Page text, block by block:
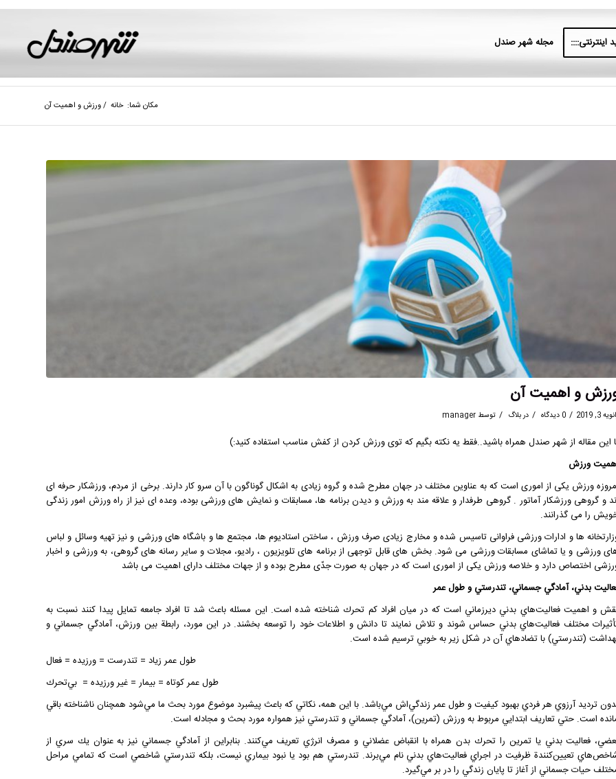
اینترنتی:::: مجله شهر صندل
مکان شما: خانه /ورزش و اهميت آن
و اهميت آن
3, 2019
/ 0 دیدگاه / دربلاگ / توسط manager
این مقاله از شهر صندلهمراه باشید..فقط یه نکته بگیم که توی ورزش کردن از کفش مناسب استفاده کنید:)
ورزش
ورزش یکی از اموری است که به عناوین مختلف در جهان مطرح شده و گروه زیادی به اشکال گوناگون با آن سرو کار دارند. برخی از مردم، ورزشکار حرفه ای
و گروهی ورزشکار آماتور . گروهی طرفدار و علاقه مند به ورزش و دیدن برنامه ها، مسابقات و نمایش های ورزشی بوده، وعده ای نیز از راه ورزش امور زندگی
را می گذرانند.
ها و ادارات ورزشی فراوانی تاسیس شده و مخارج زیادی صرف ورزش ، ساختن استادیوم ها، مجتمع ها و باشگاه های ورزشی و نیز تهیه وسائل و لباس
ورزشی و یا تماشای مسابقات ورزشی می شود. بخش های قابل توجهی از برنامه های تلویزیون ، رادیو، مجلات و سایر رسانه های گروهی، به ورزشی و اخبار
اختصاص دارد و خلاصه ورزش یکی از اموری است که در جهان به صورت جدّی مطرح بوده و از جهات مختلف دارای اهمیت می باشد
بدني، آمادگي جسماني، تندرستي و طول عمر
و اهميت فعاليت‌هاي بدني ديرزماني است كه در ميان افراد كم تحرك شناخته شده است. اين مسئله باعث شد تا افراد جامعه تمايل پيدا كنند نسبت به
مختلف فعاليت‌هاي بدني حساس شوند و تلاش نمايند تا دانش و اطلاعات خود را توسعه بخشند. در اين مورد، رابطة بين ورزش، آمادگي جسماني و
(تندرستي) با تضادهاي آن در شكل زير به خوبي ترسيم شده است.
طول عمر زياد = تندرست = ورزيده = فعال
طول عمر كوتاه = بيمار = غير ورزيده = بي‌تحرك
ترديد آرزوي هر فردي بهبود كيفيت و طول عمر زندگي‌اش مي‌باشد. با اين همه، نكاتي كه باعث پيشبرد موضوع مورد بحث ما مي‌شود همچنان ناشناخته باقي
است. حتي تعاريف ابتدايي مربوط به ورزش (تمرين)، آمادگي جسماني و تندرستي نيز همواره مورد بحث و مجادله است.
فعاليت بدني يا تمرين را تحرك بدن همراه با انقباض عضلاني و مصرف انرژي تعريف مي‌كنند. بنابراين از آمادگي جسماني نيز به عنوان يك سري از
تعيين‌كنندة ظرفيت در اجراي فعاليت‌هاي بدني نام مي‌برند. تندرستي هم بود يا نبود بيماري نيست، بلكه تندرستي شاخصي است كه تمامي مراحل
حيات جسماني از آغاز تا پايان زندگي را در بر مي‌گيرد.